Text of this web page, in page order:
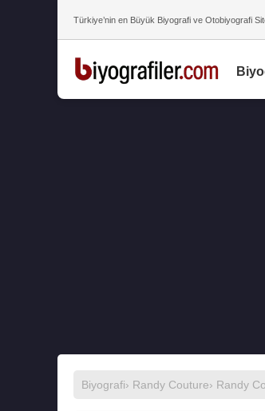
Türkiye’nin en Büyük Biyografi ve Otobiyografi
Biyografi› Randy Couture› Randy